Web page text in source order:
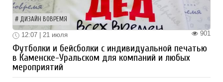
ДИЗАЙН ВОВРЕМЯ
901
12:07 | 21 июля
Футболки и бейсболки с индивидуальной печатью
в Каменске-Уральском для компаний и любых
мероприятий